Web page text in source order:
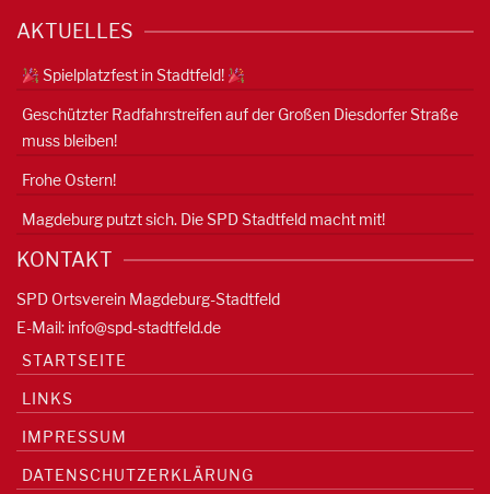
AKTUELLES
Spielplatzfest in Stadtfeld!
Geschützter Radfahrstreifen auf der Großen Diesdorfer Straße
muss bleiben!
Frohe Ostern!
Magdeburg putzt sich. Die SPD Stadtfeld macht mit!
KONTAKT
SPD Ortsverein Magdeburg-Stadtfeld
E-Mail: info@spd-stadtfeld.de
STARTSEITE
LINKS
IMPRESSUM
DATENSCHUTZERKLÄRUNG